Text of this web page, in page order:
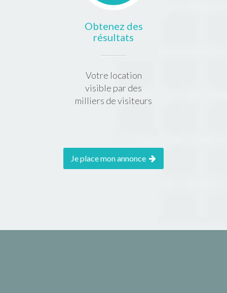
Obtenez des
résultats
Votre location
visible par des
milliers de visiteurs
Je place mon annonce